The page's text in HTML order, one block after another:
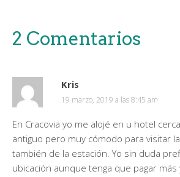
2 Comentarios
Kris
19 marzo, 2019 a las 8:45 am
En Cracovia yo me alojé en u hotel
antiguo pero muy cómodo para visitar
también de la estación. Yo sin duda
ubicación aunque tenga que pagar